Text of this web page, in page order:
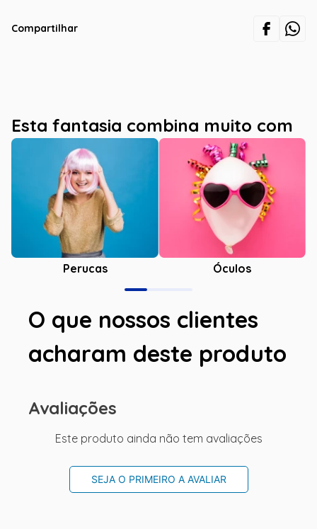
Compartilhar
Esta fantasia combina muito com
Perucas Óculos
O que nossos clientes
acharam deste produto
Avaliações
Este produto ainda não tem avaliações
SEJA O PRIMEIRO A AVALIAR